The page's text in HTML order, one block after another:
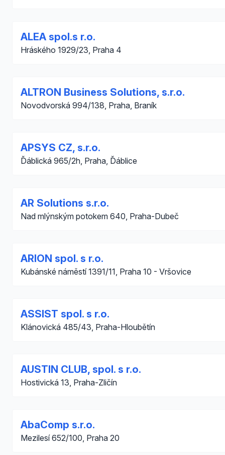
ALEA spol.s r.o.
Hráského 1929/23, Praha 4
ALTRON Business Solutions, s.r.o.
Novodvorská 994/138, Praha, Braník
APSYS CZ, s.r.o.
Ďáblická 965/2h, Praha, Ďáblice
AR Solutions s.r.o.
Nad mlýnským potokem 640, Praha-Dubeč
ARION spol. s r.o.
Kubánské náměstí 1391/11, Praha 10 - Vršovice
ASSIST spol. s r.o.
Klánovická 485/43, Praha-Hloubětín
AUSTIN CLUB, spol. s r.o.
Hostivická 13, Praha-Zličín
AbaComp s.r.o.
Mezilesí 652/100, Praha 20